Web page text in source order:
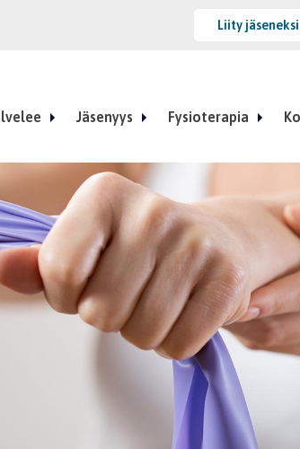
Liity jäseneksi
Jäsenyys Fysioterapia